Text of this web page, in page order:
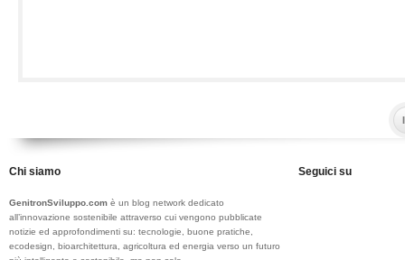
Chi siamo
GenitronSviluppo.com è un blog network dedicato
all’innovazione sostenibile attraverso cui vengono pubblicate
notizie ed approfondimenti su: tecnologie, buone pratiche,
ecodesign, bioarchitettura, agricoltura ed energia verso un futuro
Seguici su